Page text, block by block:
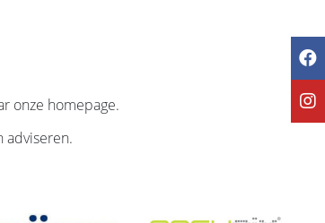
onze homepage.
adviseren.